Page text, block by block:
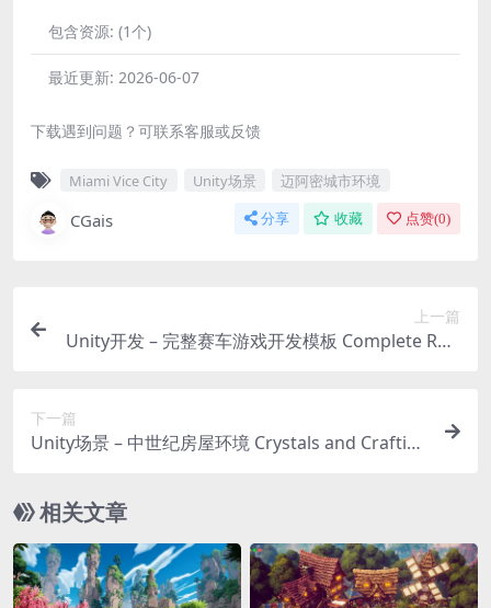
包含资源: (1个)
最近更新: 2026-06-07
下载遇到问题？可联系客服或反馈
Miami Vice City Unity场景 迈阿密城市环境
CGais 分享 收藏 点赞(0)
上一篇
Unity开发 – 完整赛车游戏开发模板 Complete Raci
下一篇
Unity场景 – 中世纪房屋环境 Crystals and Craftin
相关文章